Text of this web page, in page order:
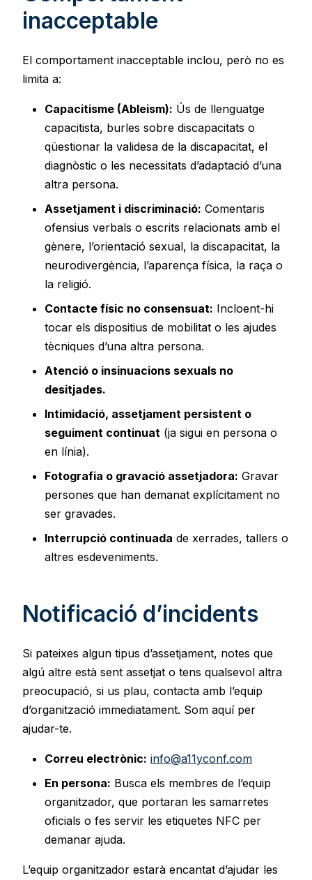
inacceptable
El comportament inacceptable inclou, però no es
limita a:
Capacitisme (Ableism): Ús de llenguatge
capacitista, burles sobre discapacitats o
qüestionar la validesa de la discapacitat, el
diagnòstic o les necessitats d’adaptació d’una
altra persona.
Assetjament i discriminació: Comentaris
ofensius verbals o escrits relacionats amb el
gènere, l’orientació sexual, la discapacitat, la
neurodivergència, l’aparença física, la raça o
la religió.
Contacte físic no consensuat: Incloent-hi
tocar els dispositius de mobilitat o les ajudes
tècniques d’una altra persona.
Atenció o insinuacions sexuals no
desitjades.
Intimidació, assetjament persistent o
seguiment continuat (ja sigui en persona o
en línia).
Fotografia o gravació assetjadora: Gravar
persones que han demanat explícitament no
ser gravades.
Interrupció continuada de xerrades, tallers o
altres esdeveniments.
Notificació d’incidents
Si pateixes algun tipus d’assetjament, notes que
algú altre està sent assetjat o tens qualsevol altra
preocupació, si us plau, contacta amb l’equip
d’organització immediatament. Som aquí per
ajudar-te.
Correu electrònic: info@a11yconf.com
En persona: Busca els membres de l’equip
organitzador, que portaran les samarretes
oficials o fes servir les etiquetes NFC per
demanar ajuda.
L’equip organitzador estarà encantat d’ajudar les